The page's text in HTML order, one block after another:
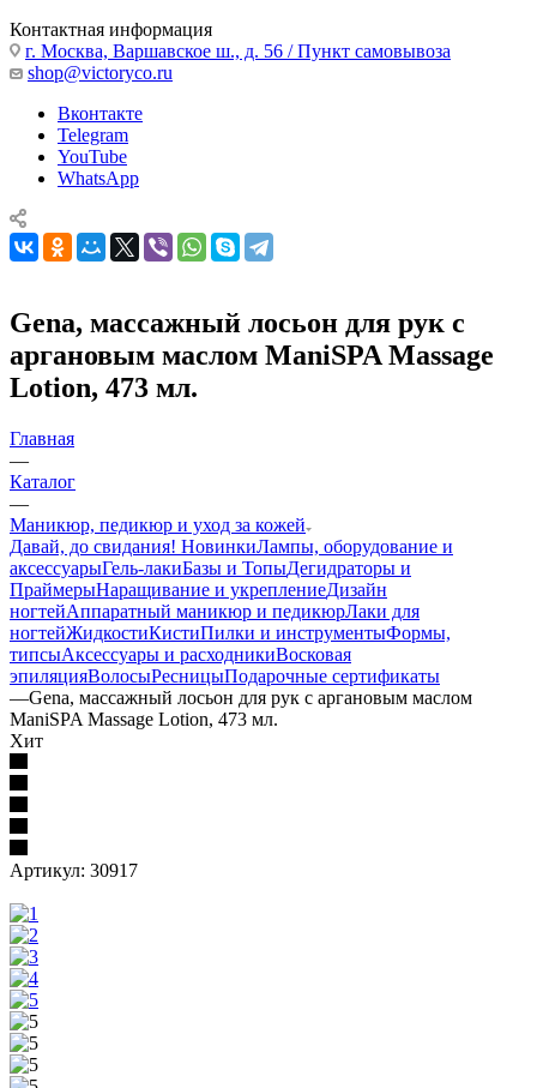
Контактная информация
г. Москва, Варшавское ш., д. 56 / Пункт самовывоза
shop@victoryco.ru
Вконтакте
Telegram
YouTube
WhatsApp
Gena, массажный лосьон для рук с
аргановым маслом ManiSPA Massage
Lotion, 473 мл.
Главная
—
Каталог
—
Маникюр, педикюр и уход за кожей
Давай, до свидания! НовинкиЛампы, оборудование и
аксессуарыГель-лакиБазы и ТопыДегидраторы и
ПраймерыНаращивание и укреплениеДизайн
ногтейАппаратный маникюр и педикюрЛаки для
ногтейЖидкостиКистиПилки и инструментыФормы,
типсыАксессуары и расходникиВосковая
эпиляцияВолосыРесницыПодарочные сертификаты
—Gena, массажный лосьон для рук с аргановым маслом
ManiSPA Massage Lotion, 473 мл.
Хит
Артикул: 30917